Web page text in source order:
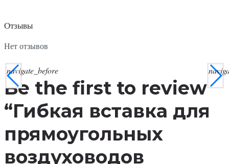
Отзывы
Нет отзывов
Be the first to review
“Гибкая вставка для
прямоугольных
воздуховодов
navigate_before